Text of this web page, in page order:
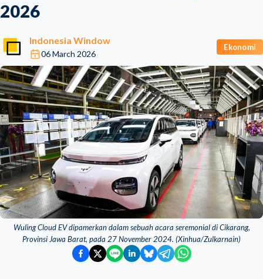
2026
Indonesia Window
06 March 2026
Ekonomi
Wuling Cloud EV dipamerkan dalam sebuah acara seremonial di Cikarang,
Provinsi Jawa Barat, pada 27 November 2024. (Xinhua/Zulkarnain)